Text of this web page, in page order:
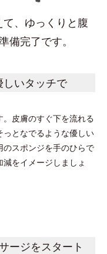
、ゆっくりと腹
備完了です。
いタッチで
皮膚のすぐ下を流れる
となでるような優しい
のスポンジを手のひらで
をイメージしましょ
ージをスタート